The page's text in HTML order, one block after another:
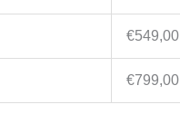
€549,00
€799,00